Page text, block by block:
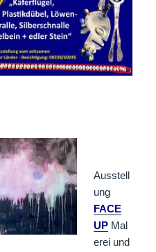
Ausstell
ung
FACE
UP Mal
erei und